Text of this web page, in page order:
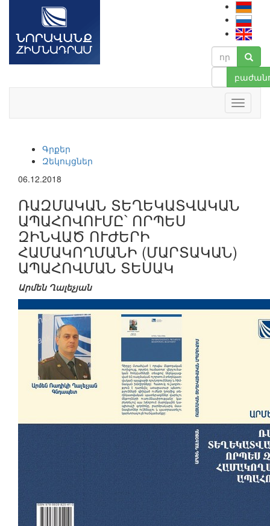
Գրքեր
Զեկույցներ
06.12.2018
ՌԱԶՄԱԿԱՆ ՏԵՂԵԿԱՏՎԱԿԱՆ
ԱՊԱՀՈՎՈՒՄԸ՝ ՈՐՊԵՍ
ԶԻՆՎԱԾ ՈՒԺԵՐԻ
ՀԱՄԱԿՈՂՄԱՆԻ (ՄԱՐՏԱԿԱՆ)
ԱՊԱՀՈՎՄԱՆ ՏԵՍԱԿ
Արմեն Ղալեչյան